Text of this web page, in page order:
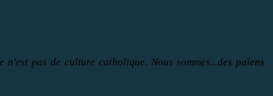
pas de culture catholique. Nous sommes...des païens